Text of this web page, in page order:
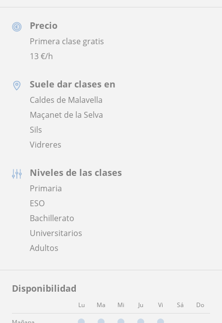
Precio
Primera clase gratis
13 €/h
Suele dar clases en
Caldes de Malavella
Maçanet de la Selva
Sils
Vidreres
Niveles de las clases
Primaria
ESO
Bachillerato
Universitarios
Adultos
Disponibilidad
Lu Ma Mi Ju Vi Sá Do